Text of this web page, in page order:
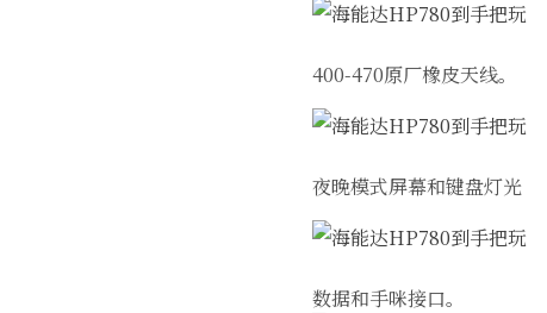
400-470原厂橡皮天线。
夜晚模式屏幕和键盘灯光
数据和手咪接口。